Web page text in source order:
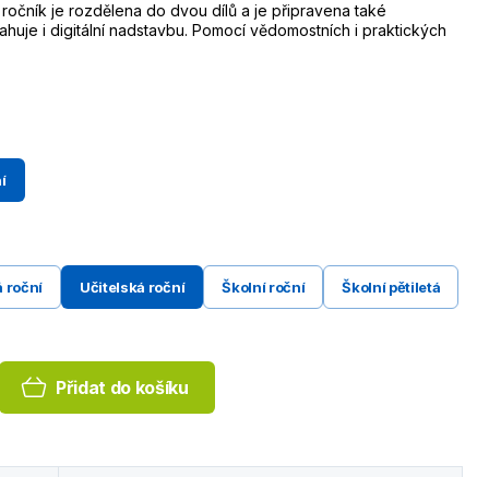
je rozdělena do dvou dílů a je připravena také
i digitální nadstavbu. Pomocí vědomostních i praktických
roční Učitelská roční Školní roční Školní pětiletá
Přidat do košíku